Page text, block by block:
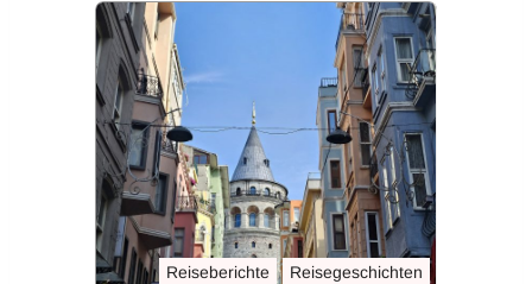
Reiseberichte Reisegeschichten